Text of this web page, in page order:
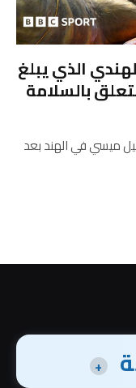
الذي يبلغ
قدمًا للنجم ليونيل ميسي في الهند بعد
+